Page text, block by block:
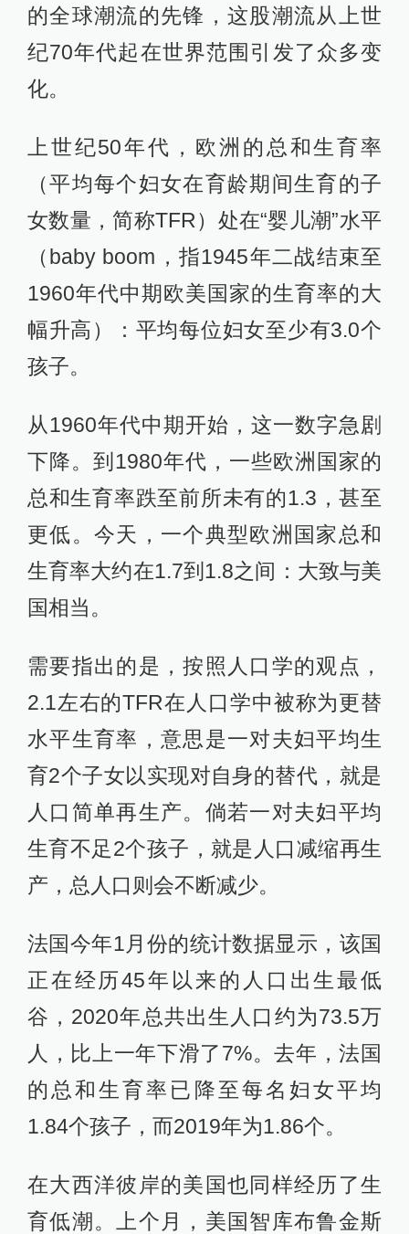
的全球潮流的先锋，这股潮流从上世
纪70年代起在世界范围引发了众多变
化。
上世纪50年代，欧洲的总和生育率
（平均每个妇女在育龄期间生育的子
女数量，简称TFR）处在“婴儿潮”水平
（baby boom，指1945年二战结束至
1960年代中期欧美国家的生育率的大
幅升高）：平均每位妇女至少有3.0个
孩子。
从1960年代中期开始，这一数字急剧
下降。到1980年代，一些欧洲国家的
总和生育率跌至前所未有的1.3，甚至
更低。今天，一个典型欧洲国家总和
生育率大约在1.7到1.8之间：大致与美
国相当。
需要指出的是，按照人口学的观点，
2.1左右的TFR在人口学中被称为更替
水平生育率，意思是一对夫妇平均生
育2个子女以实现对自身的替代，就是
人口简单再生产。倘若一对夫妇平均
生育不足2个孩子，就是人口减缩再生
产，总人口则会不断减少。
法国今年1月份的统计数据显示，该国
正在经历45年以来的人口出生最低
谷，2020年总共出生人口约为73.5万
人，比上一年下滑了7%。去年，法国
的总和生育率已降至每名妇女平均
1.84个孩子，而2019年为1.86个。
在大西洋彼岸的美国也同样经历了生
育低潮。上个月，美国智库布鲁金斯